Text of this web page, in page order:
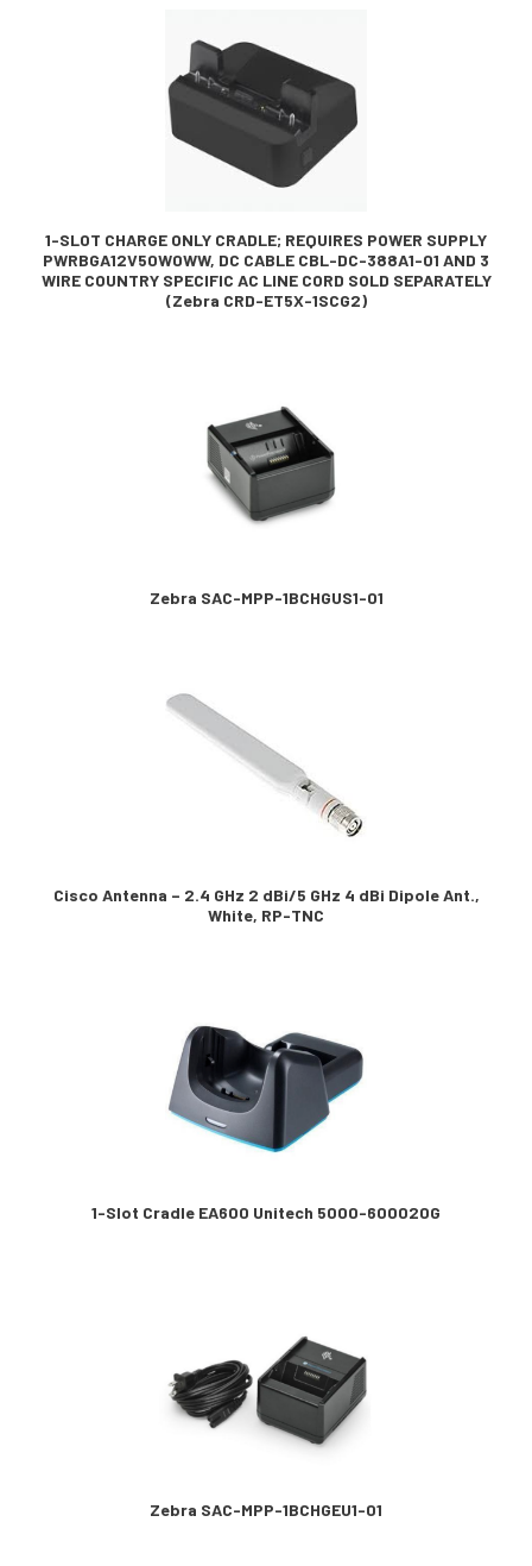
1-SLOT CHARGE ONLY CRADLE; REQUIRES POWER SUPPLY
PWRBGA12V50W0WW, DC CABLE CBL-DC-388A1-01 AND 3
WIRE COUNTRY SPECIFIC AC LINE CORD SOLD SEPARATELY
(Zebra CRD-ET5X-1SCG2)
Zebra SAC-MPP-1BCHGUS1-01
Cisco Antenna – 2.4 GHz 2 dBi/5 GHz 4 dBi Dipole Ant.,
White, RP-TNC
1-Slot Cradle EA600 Unitech 5000-600020G
Zebra SAC-MPP-1BCHGEU1-01